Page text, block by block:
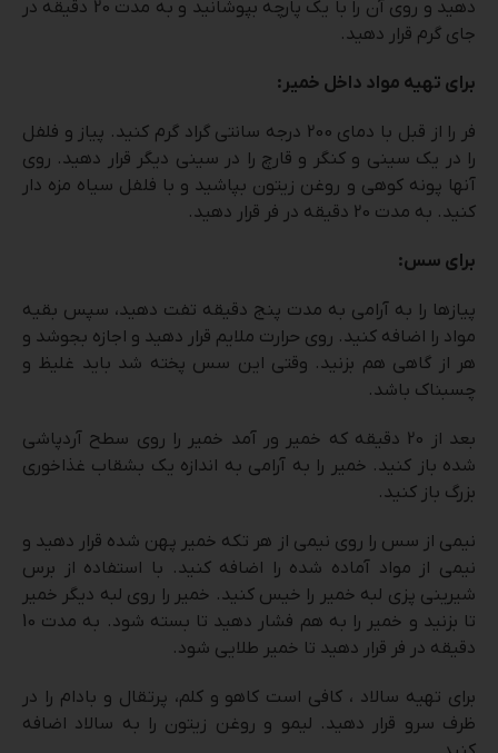
دهید و روی آن را با یک پارچه بپوشانید و به مدت 20 دقیقه در
جای گرم قرار دهید.
برای تهیه مواد داخل خمیر:
فر را از قبل با دمای 200 درجه سانتی گراد گرم کنید. پیاز و فلفل
را در یک سینی و کنگر و قارچ را در سینی دیگر قرار دهید. روی
آنها پونه کوهی و روغن زیتون بپاشید و با فلفل سیاه مزه دار
کنید. به مدت 20 دقیقه در فر قرار دهید.
برای سس:
پیازها را به آرامی به مدت پنج دقیقه تفت دهید، سپس بقیه
مواد را اضافه کنید. روی حرارت ملایم قرار دهید و اجازه بجوشد و
هر از گاهی هم بزنید. وقتی این سس پخته شد باید غلیظ و
چسبناک باشد.
بعد از 20 دقیقه که خمیر ور آمد خمیر را روی سطح آردپاشی
شده باز کنید. خمیر را به آرامی به اندازه یک بشقاب غذاخوری
بزرگ باز کنید.
نیمی از سس را روی نیمی از هر تکه خمیر پهن شده قرار دهید و
نیمی از مواد آماده شده را اضافه کنید. با استفاده از برس
شیرینی پزی لبه خمیر را خیس کنید. خمیر را روی لبه دیگر خمیر
تا بزنید و خمیر را به هم فشار دهید تا بسته شود. به مدت 10
دقیقه در فر قرار دهید تا خمیر طلایی شود.
برای تهیه سالاد ، کافی است کاهو و کلم، پرتقال و بادام را در
ظرف سرو قرار دهید. لیمو و روغن زیتون را به سالاد اضافه